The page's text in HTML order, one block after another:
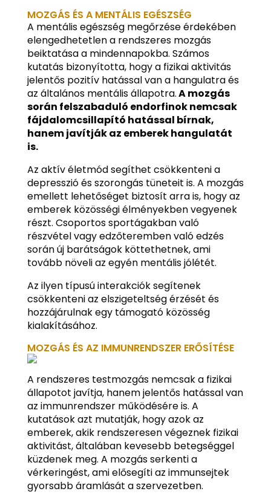
MOZGÁS ÉS A MENTÁLIS EGÉSZSÉG
A mentális egészség megőrzése érdekében
elengedhetetlen a rendszeres mozgás
beiktatása a mindennapokba. Számos
kutatás bizonyította, hogy a fizikai aktivitás
jelentős pozitív hatással van a hangulatra és
az általános mentális állapotra.A mozgás
során felszabaduló endorfinok nemcsak
fájdalomcsillapító hatással bírnak,
hanem javítják az emberek hangulatát
is.
Az aktív életmód segíthet csökkenteni a
depresszió és szorongás tüneteit is. A mozgás
emellett lehetőséget biztosít arra is, hogy az
emberek közösségi élményekben vegyenek
részt. Csoportos sportágakban való
részvétel vagy edzőteremben való edzés
során új barátságok köttethetnek, ami
tovább növeli az egyén mentális jólétét.
Az ilyen típusú interakciók segítenek
csökkenteni az elszigeteltség érzését és
hozzájárulnak egy támogató közösség
kialakításához.
MOZGÁS ÉS AZ IMMUNRENDSZER ERŐSÍTÉSE
A rendszeres testmozgás nemcsak a fizikai
állapotot javítja, hanem jelentős hatással van
az immunrendszer működésére is. A
kutatások azt mutatják, hogy azok az
emberek, akik rendszeresen végeznek fizikai
aktivitást, általában kevesebb betegséggel
küzdenek meg. A mozgás serkenti a
vérkeringést, ami elősegíti az immunsejtek
gyorsabb áramlását a szervezetben.